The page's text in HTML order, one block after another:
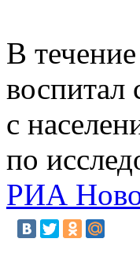
В
воспитал
с
по
РИА